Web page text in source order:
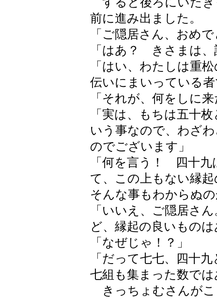
前に進み出ました。
「ご隠居さん、おめ
「はあ？ きさまは、
「はい、わたしは重
伝いにまいっている
「それが、何をしに
「実は、もちは五十
いう事なので、わざ
のでございます」
「何を言う！ 四十九
て、この上もない縁
そんな事もわからぬ
「いいえ、ご隠居さ
ど、縁起の良いもの
「なぜじゃ！？」
「だって七七、四十
七組も集まった数で
きっちょむさんがこ